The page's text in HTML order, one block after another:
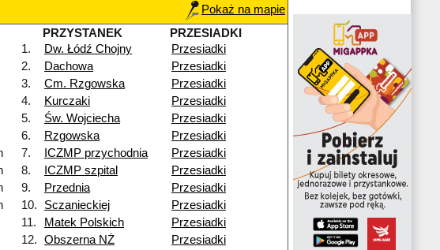
Pokaż na mapie
PRZYSTANEK
PRZESIADKI
1.
Dw. Łódź Chojny
Przesiadki
2. Dachowa
Przesiadki
3. Cm. Rzgowska
Przesiadki
4. Kurczaki
Przesiadki
5. Św. Wojciecha
Przesiadki
6. Rzgowska
Przesiadki
7. ICZMP przychodnia
Przesiadki
8. ICZMP szpital
Przesiadki
9. Przednia
Przesiadki
10. Sczanieckiej
Przesiadki
11. Matek Polskich
Przesiadki
12. Obszerna NŻ Przesiadki